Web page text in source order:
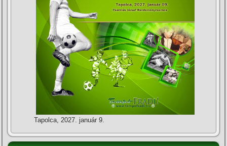
Tapolca, 2027. január 9.